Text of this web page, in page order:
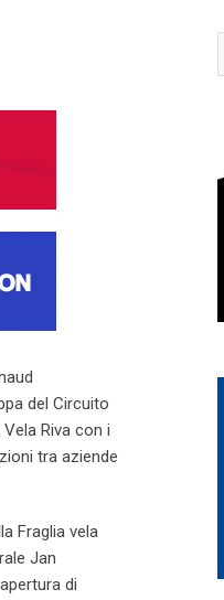
del Circuito
Riva con i
tra aziende
Fraglia vela
Jan
di